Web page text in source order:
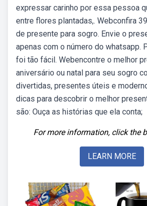
expressar carinho por essa pessoa
entre flores plantadas,. Webconfira
de presente para sogro. Envie o
apenas com o número do whatsapp.
foi tão fácil. Webencontre o melhor
aniversário ou natal para seu sogro
divertidas, presentes úteis e
dicas para descobrir o melhor
são: Ouça as histórias que ela conta;
For more information, click the
LEARN MORE